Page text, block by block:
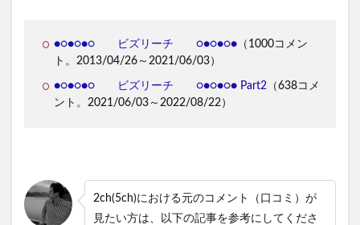
●○●○●○ ビズリーチ ○●○●○● （1000コメン
ト。2013/04/26～2021/06/03）
●○●○●○ ビズリーチ ○●○●○● Part2 （638コメ
ント。2021/06/03～2022/08/22）
2ch(5ch)における元のコメント（口コミ）が
見たい方は、以下の記事を参考にしてくださ